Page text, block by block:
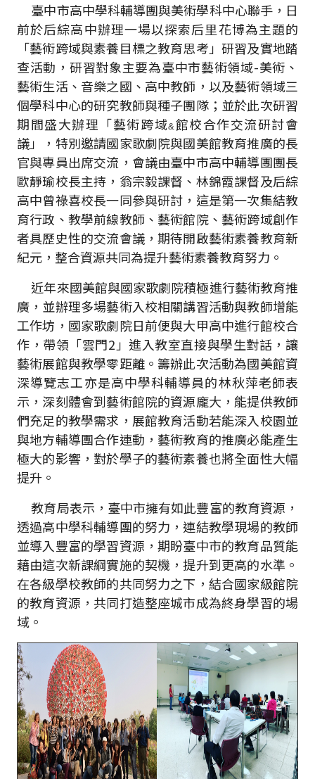
臺中市高中學科輔導團與美術學科中心聯手，日
前於后綜高中辦理一場以探索后里花博為主題的
「藝術跨域與素養目標之教育思考」研習及實地踏
查活動，研習對象主要為臺中市藝術領域-美術、
藝術生活、音樂之國、高中教師，以及藝術領域三
個學科中心的研究教師與種子團隊；並於此次研習
期間盛大辦理「藝術跨域&館校合作交流研討會
議」，特別邀請國家歌劇院與國美館教育推廣的長
官與專員出席交流，會議由臺中市高中輔導團團長
歐靜瑜校長主持，翁宗毅課督、林錦霞課督及后綜
高中曾祿喜校長一同參與研討，這是第一次集結教
育行政、教學前線教師、藝術館院、藝術跨域創作
者具歷史性的交流會議，期待開啟藝術素養教育新
紀元，整合資源共同為提升藝術素養教育努力。
近年來國美館與國家歌劇院積極進行藝術教育推
廣，並辦理多場藝術入校相關講習活動與教師增能
工作坊，國家歌劇院日前便與大甲高中進行館校合
作，帶領「雲門2」進入教室直接與學生對話，讓
藝術展館與教學零距離。籌辦此次活動為國美館資
深導覽志工亦是高中學科輔導員的林秋萍老師表
示，深刻體會到藝術館院的資源龐大，能提供教師
們充足的教學需求，展館教育活動若能深入校園並
與地方輔導團合作連動，藝術教育的推廣必能產生
極大的影響，對於學子的藝術素養也將全面性大幅
提升。
教育局表示，臺中市擁有如此豐富的教育資源，
透過高中學科輔導團的努力，連結教學現場的教師
並導入豐富的學習資源，期盼臺中市的教育品質能
藉由這次新課綱實施的契機，提升到更高的水準。
在各級學校教師的共同努力之下，結合國家級館院
的教育資源，共同打造整座城市成為終身學習的場
域。